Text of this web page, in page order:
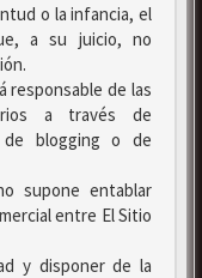
o la infancia, el
a su juicio, no
responsable de las
a través de
de blogging o de
supone entablar
entre El Sitio
y disponer de la